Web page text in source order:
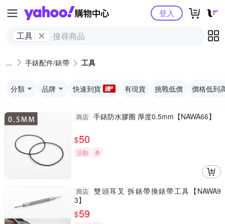
Yahoo購物中心
工具
登入
手錶配件/錶帶 工具
分類 品牌 快速到貨 有現貨 挑戰低價 價格低到
商店 手錶防水膠圈 厚度0.5mm【NAWA66】
$50
活動 券
商店
雙頭耳叉 拆錶帶換錶帶工具【NAWA9
3】
$59